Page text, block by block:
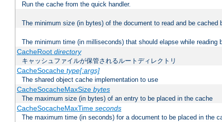
Run the cache from the quick handler.
The minimum size (in bytes) of the document to read and be cached
The minimum time (in milliseconds) that should elapse while reading
CacheRoot directory
キャッシュファイルが保管されるルートディレクトリ
CacheSocache type[:args]
The shared object cache implementation to use
CacheSocacheMaxSize bytes
The maximum size (in bytes) of an entry to be placed in the cache
CacheSocacheMaxTime seconds
The maximum time (in seconds) for a document to be placed in the